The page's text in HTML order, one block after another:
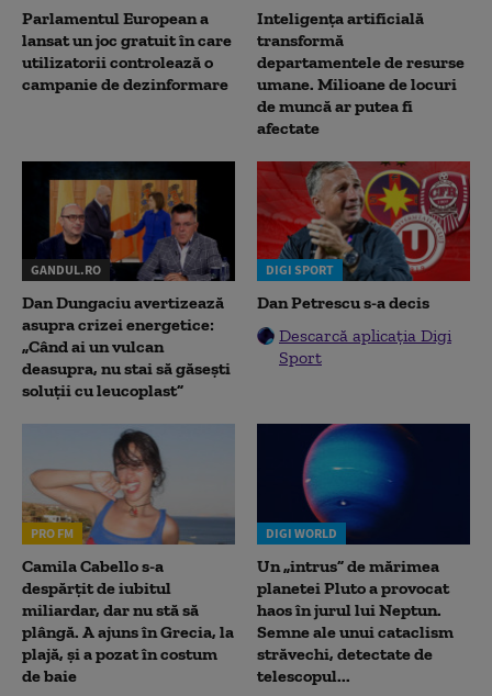
Parlamentul European a
lansat un joc gratuit în care
utilizatorii controlează o
campanie de dezinformare
Inteligența artificială
transformă
departamentele de resurse
umane. Milioane de locuri
de muncă ar putea fi
afectate
GANDUL.RO
Dan Dungaciu avertizează
asupra crizei energetice:
„Când ai un vulcan
deasupra, nu stai să găsești
soluții cu leucoplast”
DIGI SPORT
Dan Petrescu s-a decis
Descarcă aplicația Digi
Sport
PRO FM
Camila Cabello s-a
despărțit de iubitul
miliardar, dar nu stă să
plângă. A ajuns în Grecia, la
plajă, și a pozat în costum
de baie
DIGI WORLD
Un „intrus” de mărimea
planetei Pluto a provocat
haos în jurul lui Neptun.
Semne ale unui cataclism
străvechi, detectate de
telescopul...